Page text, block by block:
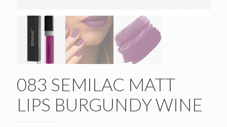
083 SEMILAC MATT
LIPS BURGUNDY WINE